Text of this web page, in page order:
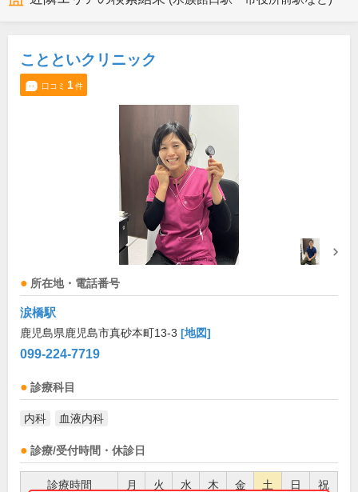
ことといクリニック
口コミ 1件
所在地・電話番号
涙橋駅
鹿児島県鹿児島市真砂本町13-3 [地図]
099-224-7719
診療科目
内科 血液内科
診療/受付時間・休診日
診療時間 月 火 水 木 金 土 日 祝